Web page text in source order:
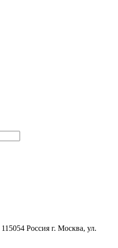
115054 Россия г. Москва, ул.